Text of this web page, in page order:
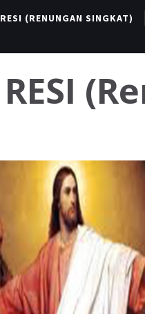
RESI (RENUNGAN SINGKAT)
RESI